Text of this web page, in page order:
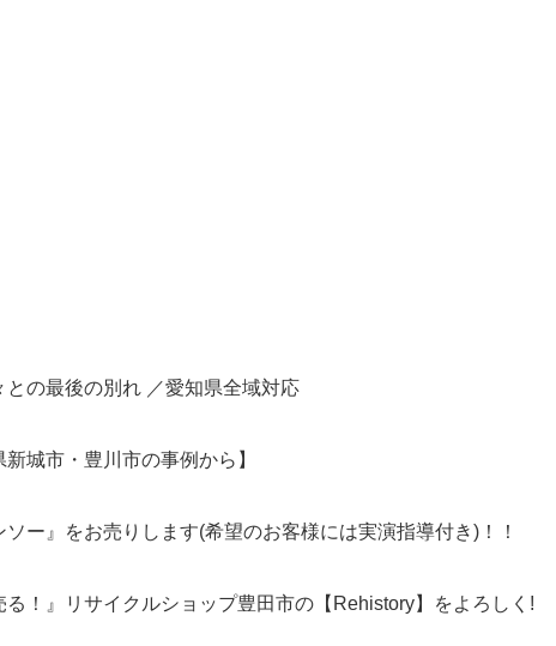
の最後の別れ ／愛知県全域対応
城市・豊川市の事例から】
ー』をお売りします(希望のお客様には実演指導付き)！！
！』リサイクルショップ豊田市の【Rehistory】をよろしく!